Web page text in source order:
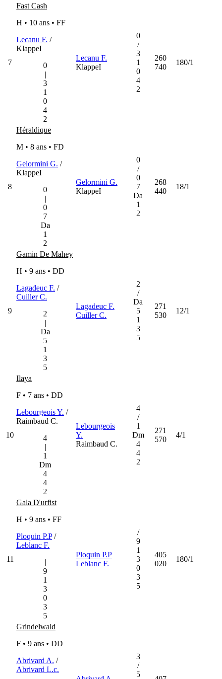
7
Fast Cash
H • 10 ans • FF
Lecanu F. /
KlappeI
0
|
3
1
0
4
2
Lecanu F.
KlappeI
0
/
3
1
0
4
2
260
740
180/1
8
Héraldique
M • 8 ans • FD
Gelormini G. /
KlappeI
0
|
0
7
Da
1
2
Gelormini G.
KlappeI
0
/
0
7
Da
1
2
268
440
18/1
9
Gamin De Mahey
H • 9 ans • DD
Lagadeuc F. /
Cuiller C.
2
|
Da
5
1
3
5
Lagadeuc F.
Cuiller C.
2
/
Da
5
1
3
5
271
530
12/1
10
Ilaya
F • 7 ans • DD
Lebourgeois Y. /
Raimbaud C.
4
|
1
Dm
4
4
2
Lebourgeois
Y.
Raimbaud C.
4
/
1
Dm
4
4
2
271
570
4/1
11
Gala D'urfist
H • 9 ans • FF
Ploquin P.P/
Leblanc F.
|
9
1
3
0
3
5
Ploquin P.P
Leblanc F.
/
9
1
3
0
3
5
405
020
180/1
Grindelwald
F • 9 ans • DD
Abrivard A. /
Abrivard L.c.
3
/
5